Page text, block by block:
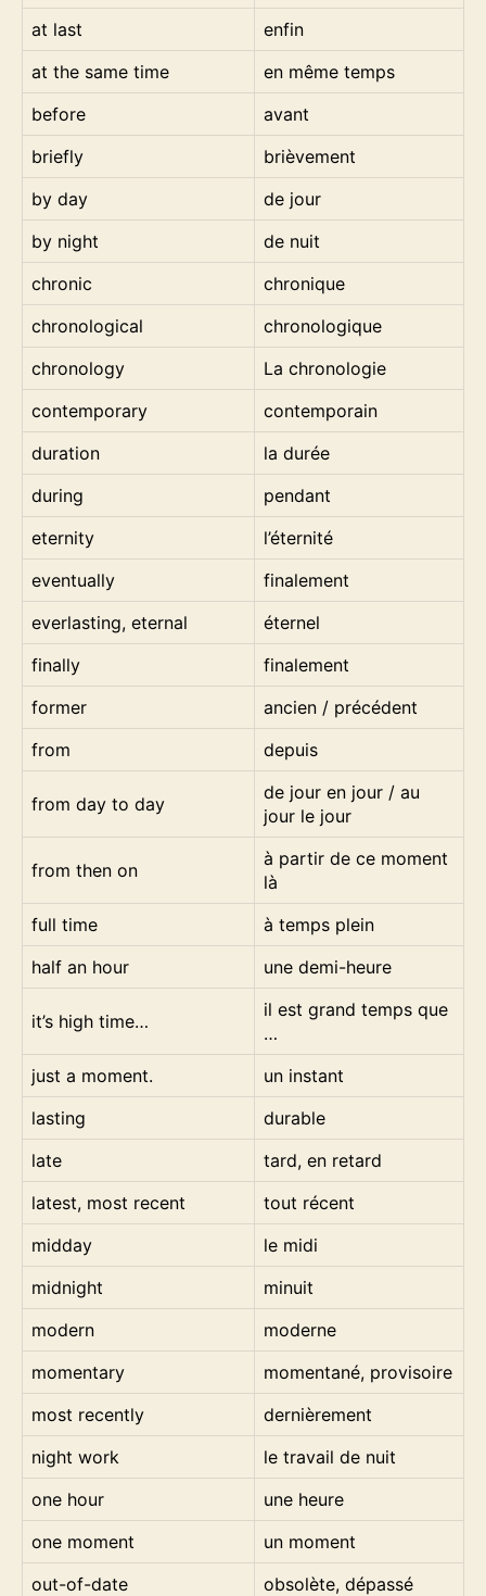
at last
enfin
at the same time
en même temps
before
avant
briefly
brièvement
by day
de jour
by night
de nuit
chronic
chronique
chronological
chronologique
chronology
La chronologie
contemporary
contemporain
duration
la durée
during
pendant
eternity
l’éternité
eventually
finalement
everlasting, eternal
éternel
finally
finalement
former
ancien / précédent
from
depuis
from day to day
de jour en jour / au
jour le jour
from then on
à partir de ce moment
là
full time
à temps plein
half an hour
une demi-heure
it’s high time…
il est grand temps que
…
just a moment.
un instant
lasting
durable
late
tard, en retard
latest, most recent
tout récent
midday
le midi
midnight
minuit
modern
moderne
momentary
momentané, provisoire
most recently
dernièrement
night work
le travail de nuit
one hour
une heure
one moment
un moment
out-of-date
obsolète, dépassé